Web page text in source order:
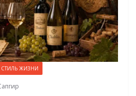
СТИЛЬ ЖИЗНИ